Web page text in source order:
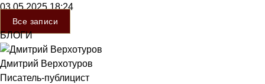
03.05.202518:24
Все записи
БЛОГИ
Дмитрий Верхотуров
Писатель-публицист